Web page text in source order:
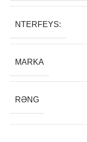
NTERFEYS:
MARKA
RƏNG